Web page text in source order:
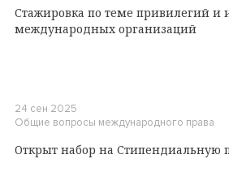
Стажировка по теме привилегий и
международных организаций
24 сен 2025
Общие вопросы международного права
Открыт набор на Стипендиальную